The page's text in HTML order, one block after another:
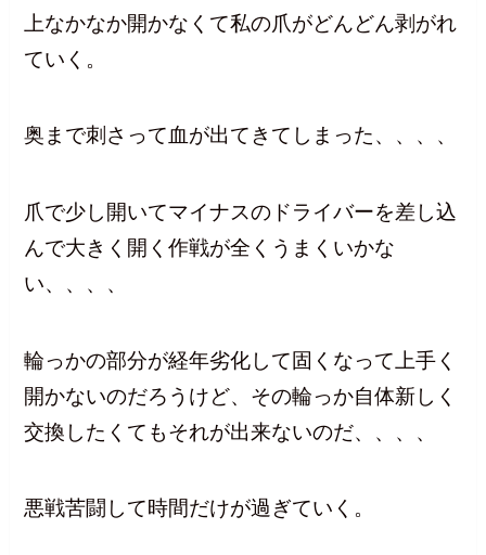
上なかなか開かなくて私の爪がどんどん剥がれ
ていく。
奥まで刺さって血が出てきてしまった、、、、
爪で少し開いてマイナスのドライバーを差し込
んで大きく開く作戦が全くうまくいかな
い、、、、
輪っかの部分が経年劣化して固くなって上手く
開かないのだろうけど、その輪っか自体新しく
交換したくてもそれが出来ないのだ、、、、
悪戦苦闘して時間だけが過ぎていく。